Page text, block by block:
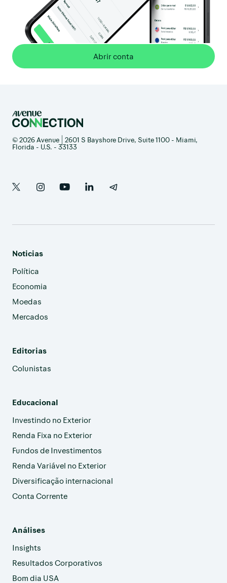
Abrir conta
© 2026 Avenue | 2601 S Bayshore Drive, Suite 1100 - Miami,
Florida - U.S. - 33133
Noticias
Política
Economia
Moedas
Mercados
Editorias
Colunistas
Educacional
Investindo no Exterior
Renda Fixa no Exterior
Fundos de Investimentos
Renda Variável no Exterior
Diversificação internacional
Conta Corrente
Análises
Insights
Resultados Corporativos
Bom dia USA